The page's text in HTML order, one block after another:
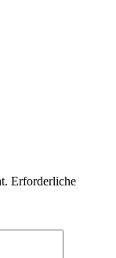
Erforderliche